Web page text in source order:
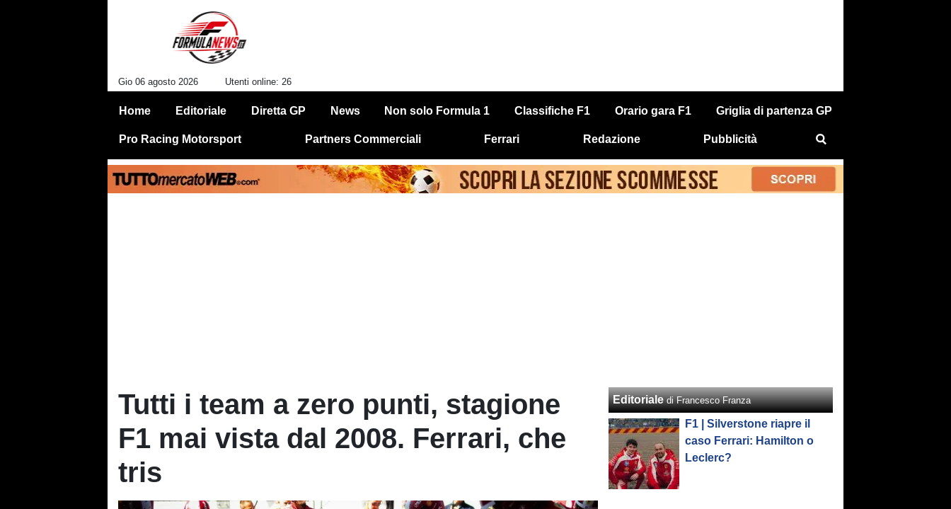
Gio 06 agosto 2026 Utenti online: 26
Home Editoriale Diretta GP News Non solo Formula 1 Classifiche F1 Orario gara F1 Griglia di partenza GP
Pro Racing Motorsport Partners Commerciali Ferrari Redazione Pubblicità
Tutti i team a zero punti, stagione
F1 mai vista dal 2008. Ferrari, che
tris
Editoriale di Francesco Franza
F1 | Silverstone riapre il
caso Ferrari: Hamilton o
Leclerc?